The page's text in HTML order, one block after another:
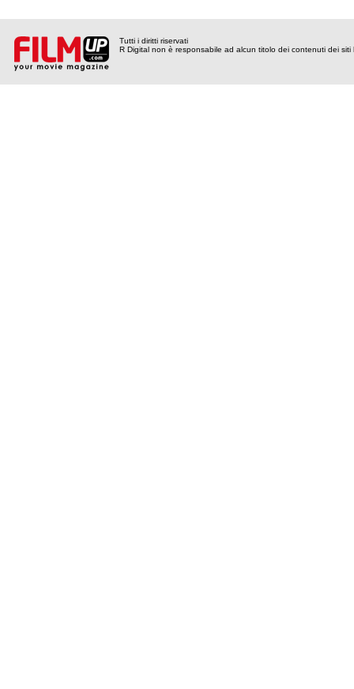
Tutti i diritti riservati
R Digital non è responsabile ad alcun titolo dei contenuti dei siti